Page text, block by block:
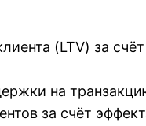
(LTV) за
на
за счёт